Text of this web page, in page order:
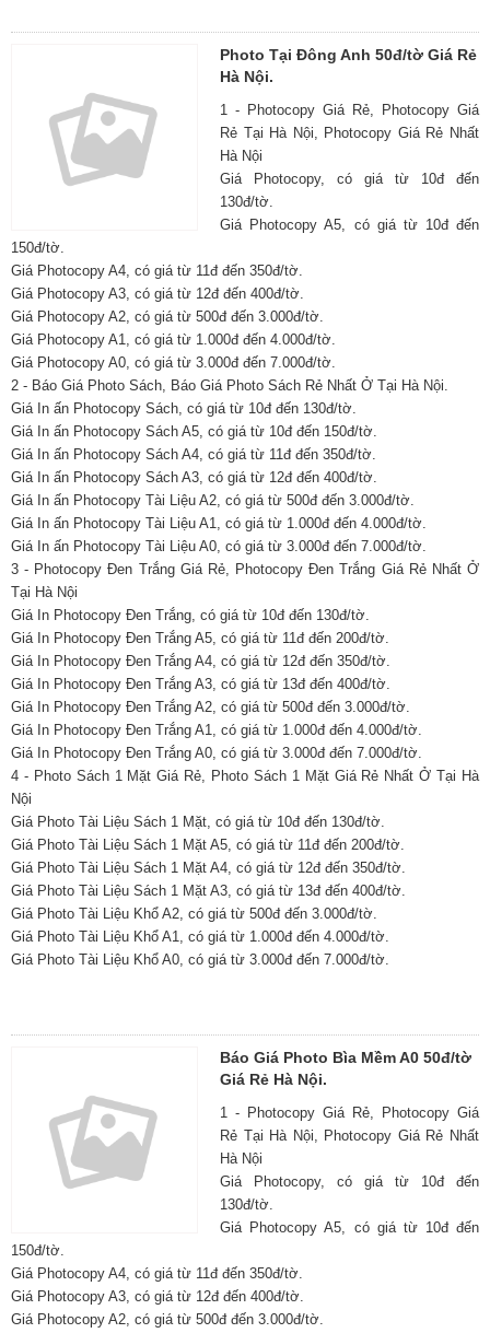
Photo Tại Đông Anh 50đ/tờ Giá Rẻ
Hà Nội.
1 - Photocopy Giá Rẻ, Photocopy Giá
Rẻ Tại Hà Nội, Photocopy Giá Rẻ Nhất
Hà Nội
Giá Photocopy, có giá từ 10đ đến
130đ/tờ.
Giá Photocopy A5, có giá từ 10đ đến
150đ/tờ.
Giá Photocopy A4, có giá từ 11đ đến 350đ/tờ.
Giá Photocopy A3, có giá từ 12đ đến 400đ/tờ.
Giá Photocopy A2, có giá từ 500đ đến 3.000đ/tờ.
Giá Photocopy A1, có giá từ 1.000đ đến 4.000đ/tờ.
Giá Photocopy A0, có giá từ 3.000đ đến 7.000đ/tờ.
2 - Báo Giá Photo Sách, Báo Giá Photo Sách Rẻ Nhất Ở Tại Hà Nội.
Giá In ấn Photocopy Sách, có giá từ 10đ đến 130đ/tờ.
Giá In ấn Photocopy Sách A5, có giá từ 10đ đến 150đ/tờ.
Giá In ấn Photocopy Sách A4, có giá từ 11đ đến 350đ/tờ.
Giá In ấn Photocopy Sách A3, có giá từ 12đ đến 400đ/tờ.
Giá In ấn Photocopy Tài Liệu A2, có giá từ 500đ đến 3.000đ/tờ.
Giá In ấn Photocopy Tài Liệu A1, có giá từ 1.000đ đến 4.000đ/tờ.
Giá In ấn Photocopy Tài Liệu A0, có giá từ 3.000đ đến 7.000đ/tờ.
3 - Photocopy Đen Trắng Giá Rẻ, Photocopy Đen Trắng Giá Rẻ Nhất Ở
Tại Hà Nội
Giá In Photocopy Đen Trắng, có giá từ 10đ đến 130đ/tờ.
Giá In Photocopy Đen Trắng A5, có giá từ 11đ đến 200đ/tờ.
Giá In Photocopy Đen Trắng A4, có giá từ 12đ đến 350đ/tờ.
Giá In Photocopy Đen Trắng A3, có giá từ 13đ đến 400đ/tờ.
Giá In Photocopy Đen Trắng A2, có giá từ 500đ đến 3.000đ/tờ.
Giá In Photocopy Đen Trắng A1, có giá từ 1.000đ đến 4.000đ/tờ.
Giá In Photocopy Đen Trắng A0, có giá từ 3.000đ đến 7.000đ/tờ.
4 - Photo Sách 1 Mặt Giá Rẻ, Photo Sách 1 Mặt Giá Rẻ Nhất Ở Tại Hà
Nội
Giá Photo Tài Liệu Sách 1 Mặt, có giá từ 10đ đến 130đ/tờ.
Giá Photo Tài Liệu Sách 1 Mặt A5, có giá từ 11đ đến 200đ/tờ.
Giá Photo Tài Liệu Sách 1 Mặt A4, có giá từ 12đ đến 350đ/tờ.
Giá Photo Tài Liệu Sách 1 Mặt A3, có giá từ 13đ đến 400đ/tờ.
Giá Photo Tài Liệu Khổ A2, có giá từ 500đ đến 3.000đ/tờ.
Giá Photo Tài Liệu Khổ A1, có giá từ 1.000đ đến 4.000đ/tờ.
Giá Photo Tài Liệu Khổ A0, có giá từ 3.000đ đến 7.000đ/tờ.
Báo Giá Photo Bìa Mềm A0 50đ/tờ
Giá Rẻ Hà Nội.
1 - Photocopy Giá Rẻ, Photocopy Giá
Rẻ Tại Hà Nội, Photocopy Giá Rẻ Nhất
Hà Nội
Giá Photocopy, có giá từ 10đ đến
130đ/tờ.
Giá Photocopy A5, có giá từ 10đ đến
150đ/tờ.
Giá Photocopy A4, có giá từ 11đ đến 350đ/tờ.
Giá Photocopy A3, có giá từ 12đ đến 400đ/tờ.
Giá Photocopy A2, có giá từ 500đ đến 3.000đ/tờ.